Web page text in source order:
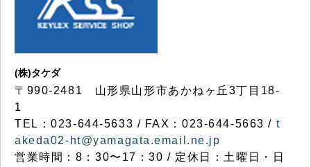
(株)タケダ
〒990-2481 山形県山形市あかねヶ丘3丁目18-
1
TEL：023-644-5633 / FAX：023-644-5663 / t
akeda02-ht@yamagata.email.ne.jp
営業時間：8：30〜17：30 / 定休日：土曜日・日